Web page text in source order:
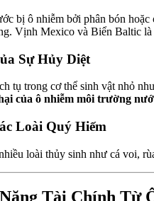
bị ô nhiễm bởi phân bón
Vịnh Mexico và Biển Baltic
Sự Hủy Diệt
tụ trong cơ thể sinh vật nhỏ
của ô nhiễm môi trường
Loài Quý Hiếm
loài thủy sinh như cá voi,
Tài Chính Từ